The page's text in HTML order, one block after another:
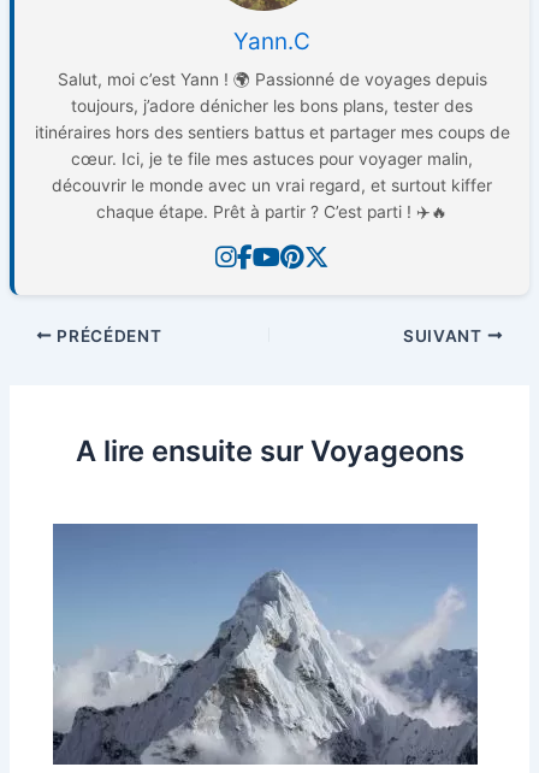
Yann.C
Salut, moi c’est Yann ! 🌍 Passionné de voyages depuis
toujours, j’adore dénicher les bons plans, tester des
itinéraires hors des sentiers battus et partager mes coups de
cœur. Ici, je te file mes astuces pour voyager malin,
découvrir le monde avec un vrai regard, et surtout kiffer
chaque étape. Prêt à partir ? C’est parti ! ✈️🔥
PRÉCÉDENT SUIVANT
A lire ensuite sur Voyageons